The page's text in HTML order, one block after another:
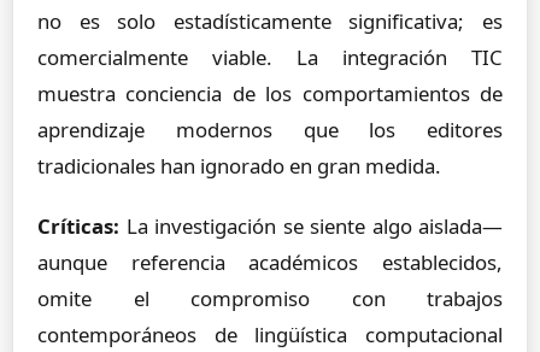
no es solo estadísticamente significativa; es
comercialmente viable. La integración TIC
muestra conciencia de los comportamientos de
aprendizaje modernos que los editores
tradicionales han ignorado en gran medida.
Críticas: La investigación se siente algo aislada—
aunque referencia académicos establecidos,
omite el compromiso con trabajos
contemporáneos de lingüística computacional